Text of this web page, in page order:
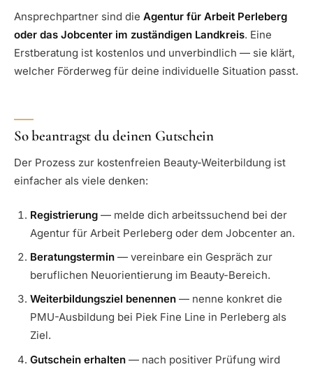
Ansprechpartner sind die Agentur für Arbeit Perleberg
oder das Jobcenter im zuständigen Landkreis. Eine
Erstberatung ist kostenlos und unverbindlich — sie klärt,
welcher Förderweg für deine individuelle Situation passt.
So beantragst du deinen Gutschein
Der Prozess zur kostenfreien Beauty-Weiterbildung ist
einfacher als viele denken:
Registrierung— melde dich arbeitssuchend bei der
Agentur für Arbeit Perleberg oder dem Jobcenter an.
Beratungstermin— vereinbare ein Gespräch zur
beruflichen Neuorientierung im Beauty-Bereich.
Weiterbildungsziel benennen— nenne konkret die
PMU-Ausbildung bei Piek Fine Line in Perleberg als
Ziel.
Gutschein erhalten— nach positiver Prüfung wird